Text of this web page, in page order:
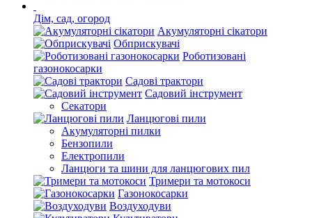
Дім, сад, огород
Акумуляторні сікатори
Обприскувачі
Роботизовані
газонокосарки
Садові трактори
Садовий інструмент
Секатори
Ланцюгові пили
Акумуляторні пилки
Бензопили
Електропили
Ланцюги та шини для ланцюгових пил
Тримери та мотокоси
Газонокосарки
Воздуходуви